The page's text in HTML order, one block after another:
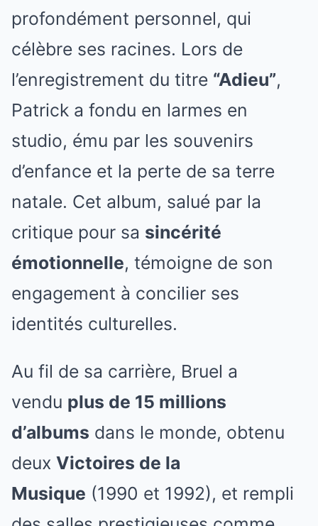
profondément personnel, qui
célèbre ses racines. Lors de
l’enregistrement du titre “Adieu”,
Patrick a fondu en larmes en
studio, ému par les souvenirs
d’enfance et la perte de sa terre
natale. Cet album, salué par la
critique pour sa sincérité
émotionnelle, témoigne de son
engagement à concilier ses
identités culturelles.
Au fil de sa carrière, Bruel a
vendu plus de 15 millions
d’albums dans le monde, obtenu
deux Victoires de la
Musique (1990 et 1992), et rempli